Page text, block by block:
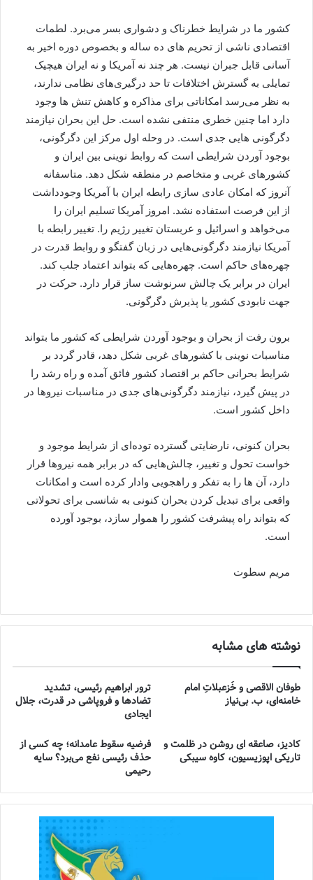
کشور ما در شرایط خطرناک و دشواری بسر می‌برد. لطمات
اقتصادی ناشی از تحریم های ده ساله و بخصوص دوره اخیر به
آسانی قابل جبران نیست. هر چند نه آمریکا و نه ایران هیچیک
تمایلی به گسترش اختلافات تا حد درگیری‌های نظامی ندارند،
به نظر می‌رسد امکاناتی برای مذاکره و کاهش تنش ها وجود
دارد اما چنین خطری منتفی نشده است. حل این بحران نیازمند
دگرگونی هایی جدی است. در وحله اول مرکز این دگرگونی،
بوجود آوردن شرایطی است که روابط نوینی بین ایران و
کشورهای غربی و متخاصم در منطقه شکل دهد. متاسفانه
آنروز که امکان عادی سازی رابطه ایران با آمریکا وجودداشت
از این فرصت استفاده نشد. امروز آمریکا تسلیم ایران را
می‌خواهد و اسرائیل و عربستان تغییر رژیم را. تغییر رابطه با
آمریکا نیازمند دگرگونی‌هایی در زبان گفتگو و روابط قدرت در
چهره‌های حاکم است. چهره‌هایی که بتواند اعتماد جلب کند.
ایران در برابر یک چالش سرنوشت ساز قرار دارد. حرکت در
جهت نابودی کشور یا پذیرش دگرگونی.
برون رفت از بحران و بوجود آوردن شرایطی که کشور ما بتواند
مناسبات نوینی با کشورهای غربی شکل دهد، قادر گردد بر
شرایط بحرانی حاکم بر اقتصاد کشور فائق آمده و راه رشد را
در پیش گیرد، نیازمند دگرگونی‌های جدی در مناسبات نیروها در
داخل کشور است.
بحران کنونی، نارضایتی گسترده توده‌ای از شرایط موجود و
خواست تحول و تغییر، چالش‌هایی که در برابر همه نیروها قرار
دارد، آن ها را به تفکر و راهجویی وادار کرده است و امکانات
واقعی برای تبدیل کردن بحران کنونی به شانسی برای تحولاتی
که بتواند راه پیشرفت کشور را هموار سازد، بوجود آورده
است.
مریم سطوت
نوشته های مشابه
طوفان الاقصی و خُزعبلاتِ امام
خامنه‌ای، ب. بی‌نیاز
ترور ابراهیم رئیسی، تشدید
تضادها و فروپاشی در قدرت، جلال
ایجادی
کادیز، صاعقه ای روشن در ظلمت و
تاریکی اپوزیسیون، کاوه سیبکی
فرضیه سقوط عامدانه؛ چه کسی از
حذف رئیسی نفع می‌برد؟ سایه
رحیمی